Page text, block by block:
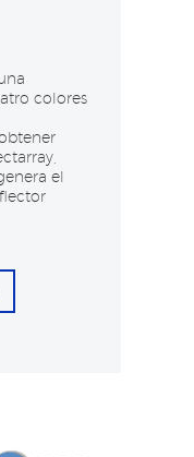
colores
el